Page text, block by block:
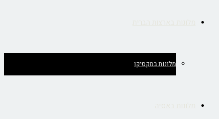
מלונות במקסיקו